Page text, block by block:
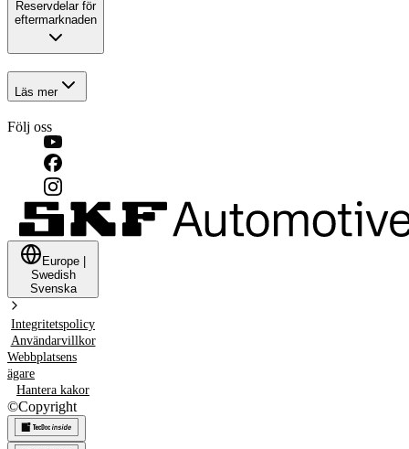
Reservdelar för
eftermarknaden
Läs mer
Följ oss
Europe
Swedish
Svenska
Integritetspolicy
Användarvillkor
Webbplatsens
ägare
Hantera kakor
©Copyright